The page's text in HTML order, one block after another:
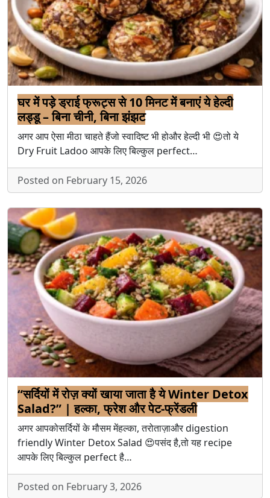
घर में पड़े ड्राई फ्रूट्स से 10 मिनट में बनाएं ये हेल्दी
लड्डू – बिना चीनी, बिना झंझट
अगर आप ऐसा मीठा चाहते हैंजो स्वादिष्ट भी होऔर हेल्दी भी 😍तो ये
Dry Fruit Ladoo आपके लिए बिल्कुल perfect…
Posted on February 15, 2026
“सर्दियों में रोज़ क्यों खाया जाता है ये Winter Detox
Salad?” | हल्का, फ्रेश और पेट-फ्रेंडली
अगर आपकोसर्दियों के मौसम मेंहल्का, तरोताज़ाऔर digestion
friendly Winter Detox Salad 😍पसंद है,तो यह recipe
आपके लिए बिल्कुल perfect है…
Posted on February 3, 2026